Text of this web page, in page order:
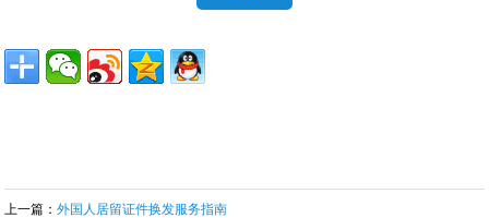
上一篇：外国人居留证件换发服务指南